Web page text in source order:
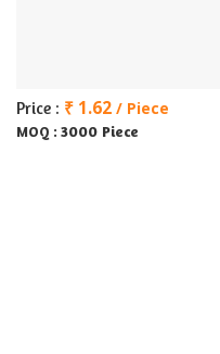
Price : ₹ 1.62 / Piece
MOQ : 3000 Piece